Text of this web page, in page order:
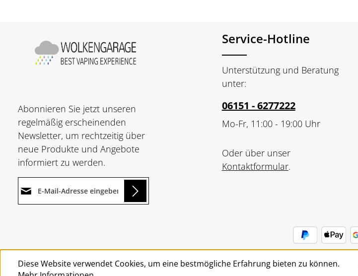
Abonnieren Sie jetzt unseren
regelmäßig erscheinenden
Newsletter, um rechtzeitig über
neue Produkte und Angebote
informiert zu werden.
zur Kenntnis genommen und
dieAGBgelesen und bin mit
die oben abgebildeten Zeichen
ein*
Pflichtfelder.
Service-Hotline
Unterstützung und Beratung
unter:
06151 - 6277222
Mo-Fr, 11:00 - 19:00 Uhr
Oder über unser
Kontaktformular.
Diese Website verwendet Cookies, um eine bestmögliche Erfahrung bieten zu können.